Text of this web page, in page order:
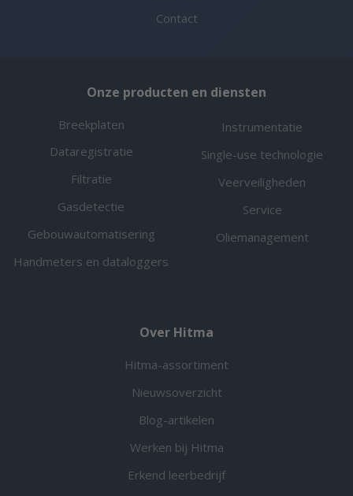
Contact
Onze producten en diensten
Breekplaten
Dataregistratie
Filtratie
Gasdetectie
Gebouwautomatisering
Handmeters en dataloggers
Instrumentatie
Single-use technologie
Veerveiligheden
Service
Oliemanagement
Over Hitma
Hitma-assortiment
Nieuwsoverzicht
Blog-artikelen
Werken bij Hitma
Erkend leerbedrijf